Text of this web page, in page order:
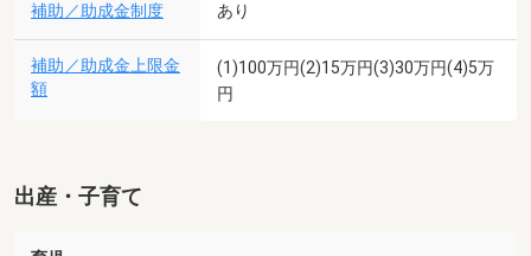
補助／助成金制度 あり
補助／助成金上限金
額
(1)100万円(2)15万円(3)30万円(4)5万
円
出産・子育て